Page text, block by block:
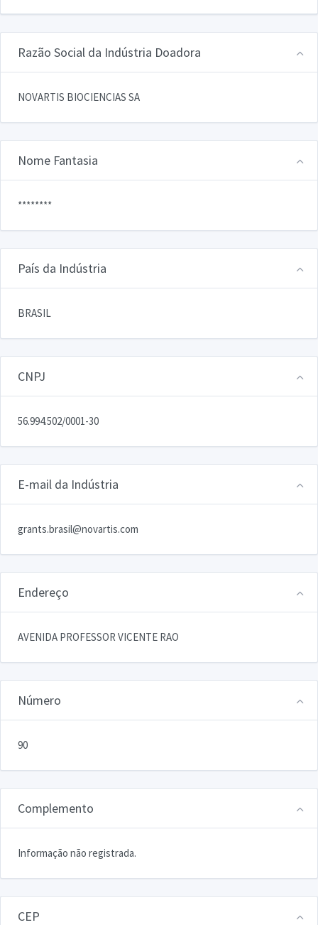
Razão Social da Indústria Doadora
NOVARTIS BIOCIENCIAS SA
Nome Fantasia
********
País da Indústria
BRASIL
CNPJ
56.994.502/0001-30
E-mail da Indústria
grants.brasil@novartis.com
Endereço
AVENIDA PROFESSOR VICENTE RAO
Número
90
Complemento
Informação não registrada.
CEP